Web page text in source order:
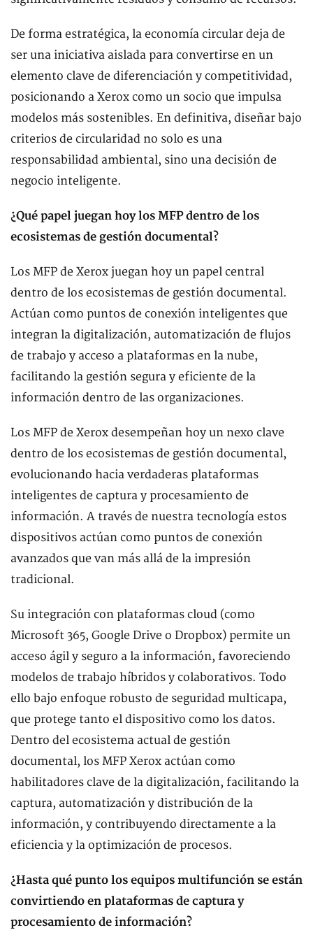
De forma estratégica, la economía circular deja de
ser una iniciativa aislada para convertirse en un
elemento clave de diferenciación y competitividad,
posicionando a Xerox como un socio que impulsa
modelos más sostenibles. En definitiva, diseñar bajo
criterios de circularidad no solo es una
responsabilidad ambiental, sino una decisión de
negocio inteligente.
¿Qué papel juegan hoy los MFP dentro de los
ecosistemas de gestión documental?
Los MFP de Xerox juegan hoy un papel central
dentro de los ecosistemas de gestión documental.
Actúan como puntos de conexión inteligentes que
integran la digitalización, automatización de flujos
de trabajo y acceso a plataformas en la nube,
facilitando la gestión segura y eficiente de la
información dentro de las organizaciones.
Los MFP de Xerox desempeñan hoy un nexo clave
dentro de los ecosistemas de gestión documental,
evolucionando hacia verdaderas plataformas
inteligentes de captura y procesamiento de
información. A través de nuestra tecnología estos
dispositivos actúan como puntos de conexión
avanzados que van más allá de la impresión
tradicional.
Su integración con plataformas cloud (como
Microsoft 365, Google Drive o Dropbox) permite un
acceso ágil y seguro a la información, favoreciendo
modelos de trabajo híbridos y colaborativos. Todo
ello bajo enfoque robusto de seguridad multicapa,
que protege tanto el dispositivo como los datos.
Dentro del ecosistema actual de gestión
documental, los MFP Xerox actúan como
habilitadores clave de la digitalización, facilitando la
captura, automatización y distribución de la
información, y contribuyendo directamente a la
eficiencia y la optimización de procesos.
¿Hasta qué punto los equipos multifunción se están
convirtiendo en plataformas de captura y
procesamiento de información?